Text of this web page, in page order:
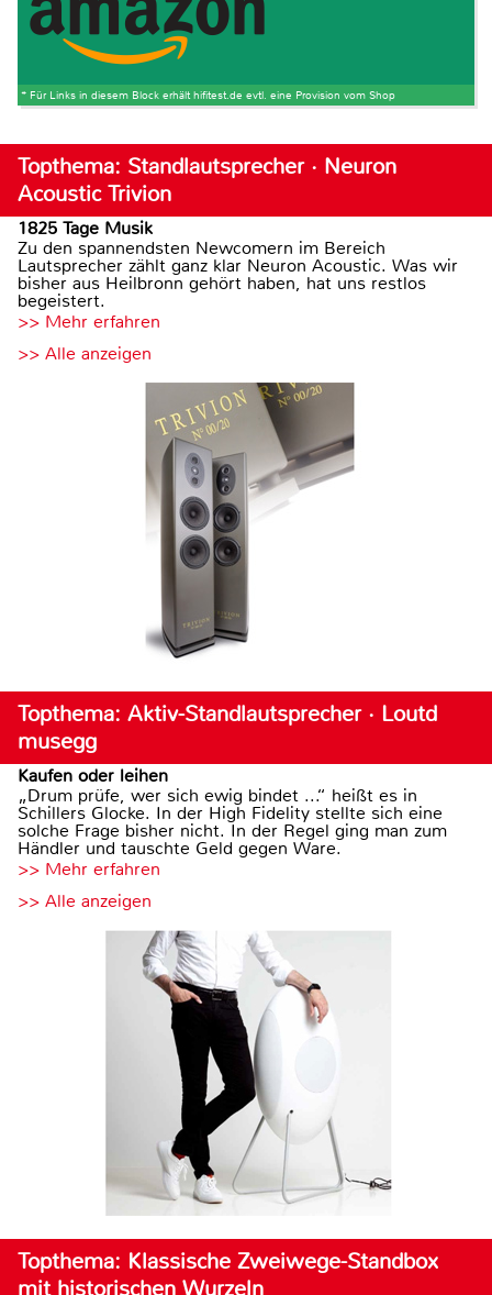
* Für Links in diesem Block erhält hifitest.de evtl. eine Provision vom Shop
Topthema: Standlautsprecher · Neuron
Acoustic Trivion
1825 Tage Musik
Zu den spannendsten Newcomern im Bereich
Lautsprecher zählt ganz klar Neuron Acoustic. Was wir
bisher aus Heilbronn gehört haben, hat uns restlos
begeistert.
>> Mehr erfahren
>> Alle anzeigen
Topthema: Aktiv-Standlautsprecher · Loutd
musegg
Kaufen oder leihen
„Drum prüfe, wer sich ewig bindet ...“ heißt es in
Schillers Glocke. In der High Fidelity stellte sich eine
solche Frage bisher nicht. In der Regel ging man zum
Händler und tauschte Geld gegen Ware.
>> Mehr erfahren
>> Alle anzeigen
Topthema: Klassische Zweiwege-Standbox
mit historischen Wurzeln